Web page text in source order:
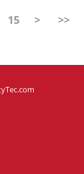
15 > >>